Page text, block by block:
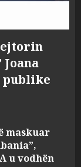
publike
maskuar
u vodhën